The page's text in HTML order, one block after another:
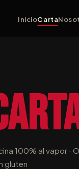
InicioCarta
100% al vapor ·
gluten